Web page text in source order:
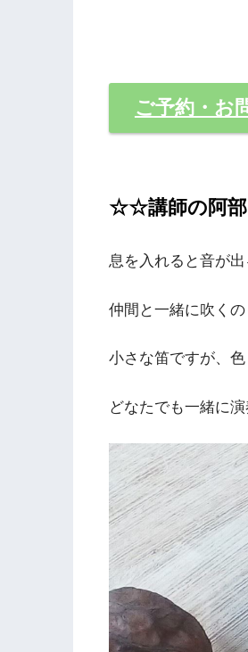
ご予約・お
☆☆講師の阿
息を入れると音が出
仲間と一緒に吹くの
小さな笛ですが、
どなたでも一緒に